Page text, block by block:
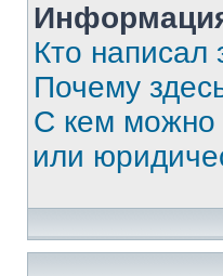
Кто написал
Почему
С кем можно
или